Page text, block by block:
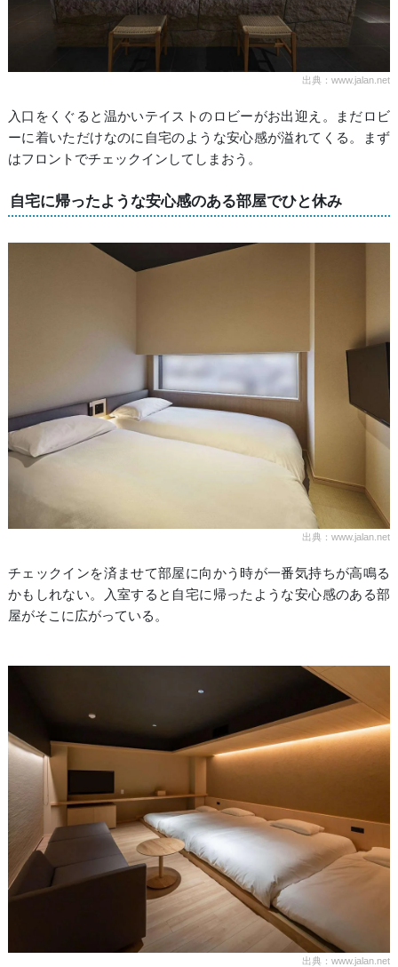
出典：www.jalan.net
入口をくぐると温かいテイストのロビーがお出迎え。まだロビ
ーに着いただけなのに自宅のような安心感が溢れてくる。まず
はフロントでチェックインしてしまおう。
自宅に帰ったような安心感のある部屋でひと休み
出典：www.jalan.net
チェックインを済ませて部屋に向かう時が一番気持ちが高鳴る
かもしれない。入室すると自宅に帰ったような安心感のある部
屋がそこに広がっている。
出典：www.jalan.net